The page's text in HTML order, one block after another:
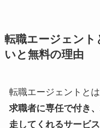
転職エージェント
いと無料の理由
転職エージェントとは
求職者に専任で付き
走してくれるサービス